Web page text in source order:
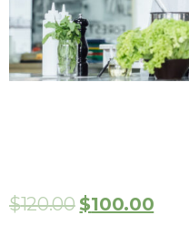
$120.00 $100.00